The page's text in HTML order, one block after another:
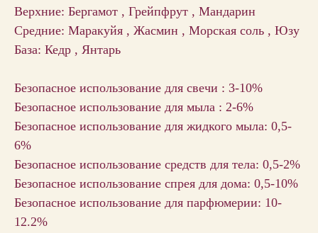
Верхние: Бергамот , Грейпфрут , Мандарин
Средние: Маракуйя , Жасмин , Морская соль , Юзу
База: Кедр , Янтарь
Безопасное использование для свечи : 3-10%
Безопасное использование для мыла : 2-6%
Безопасное использование для жидкого мыла: 0,5-
6%
Безопасное использование средств для тела: 0,5-2%
Безопасное использование спрея для дома: 0,5-10%
Безопасное использование для парфюмерии: 10-
12.2%